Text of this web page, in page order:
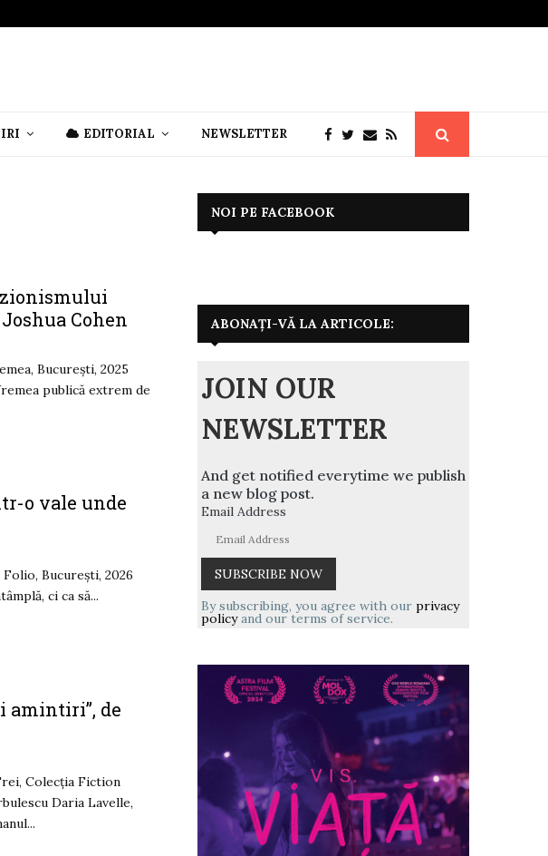
EDITORIAL NEWSLETTER
Cohen
București, 2025
publică extrem de
o vale unde
București, 2026
ci ca să...
amintiri”, de
Colecția Fiction
Daria Lavelle,
NOI PE FACEBOOK
ABONAȚI-VĂ LA ARTICOLE:
JOIN OUR
NEWSLETTER
And get notified everytime we publish
a new blog post.
Email Address
By subscribing, you agree with our privacy
policyand our terms of service.